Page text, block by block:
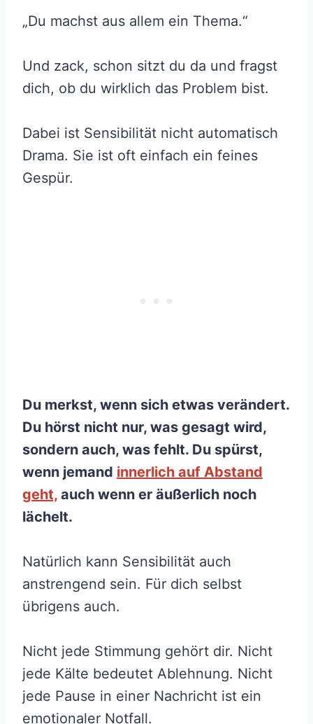
„Du machst aus allem ein Thema.“
Und zack, schon sitzt du da und fragst
dich, ob du wirklich das Problem bist.
Dabei ist Sensibilität nicht automatisch
Drama. Sie ist oft einfach ein feines
Gespür.
Du merkst, wenn sich etwas verändert.
Du hörst nicht nur, was gesagt wird,
sondern auch, was fehlt. Du spürst,
wenn jemand innerlich auf Abstand
geht, auch wenn er äußerlich noch
lächelt.
Natürlich kann Sensibilität auch
anstrengend sein. Für dich selbst
übrigens auch.
Nicht jede Stimmung gehört dir. Nicht
jede Kälte bedeutet Ablehnung. Nicht
jede Pause in einer Nachricht ist ein
emotionaler Notfall.